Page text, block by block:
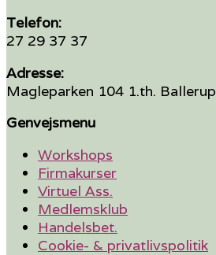
Telefon:
27 29 37 37
Adresse:
Magleparken 104 1.th. Ballerup
Genvejsmenu
Workshops
Firmakurser
Virtuel Ass.
Medlemsklub
Handelsbet.
Cookie- & privatlivspolitik